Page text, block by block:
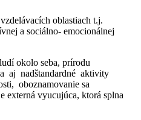
oblastiach t.j.
a sociálno- emocionálnej
okolo seba, prírodu
aj nadštandardné aktivity
oboznamovanie sa
externá vyucujúca, ktorá splna